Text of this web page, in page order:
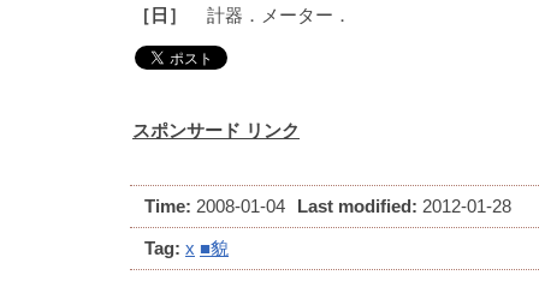
［日］
計器．メーター．
スポンサード リンク
Time: 2008-01-04 Last modified: 2012-01-28
Tag: x ■貌